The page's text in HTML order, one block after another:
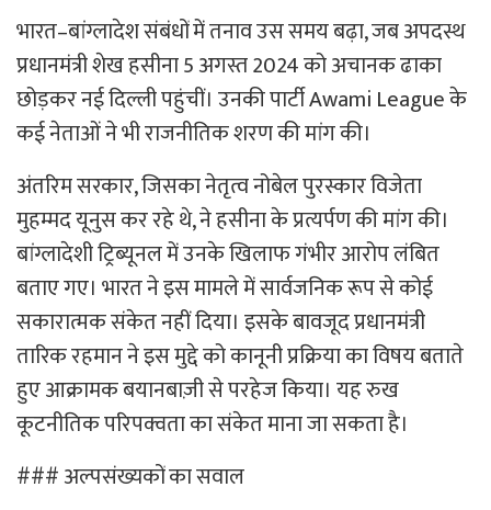
भारत–बांग्लादेश संबंधों में तनाव उस समय बढ़ा, जब अपदस्थ
प्रधानमंत्री शेख हसीना 5 अगस्त 2024 को अचानक ढाका
छोड़कर नई दिल्ली पहुंचीं। उनकी पार्टी Awami League के
कई नेताओं ने भी राजनीतिक शरण की मांग की।
अंतरिम सरकार, जिसका नेतृत्व नोबेल पुरस्कार विजेता
मुहम्मद यूनुस कर रहे थे, ने हसीना के प्रत्यर्पण की मांग की।
बांग्लादेशी ट्रिब्यूनल में उनके खिलाफ गंभीर आरोप लंबित
बताए गए। भारत ने इस मामले में सार्वजनिक रूप से कोई
सकारात्मक संकेत नहीं दिया। इसके बावजूद प्रधानमंत्री
तारिक रहमान ने इस मुद्दे को कानूनी प्रक्रिया का विषय बताते
हुए आक्रामक बयानबाज़ी से परहेज किया। यह रुख
कूटनीतिक परिपक्वता का संकेत माना जा सकता है।
### अल्पसंख्यकों का सवाल